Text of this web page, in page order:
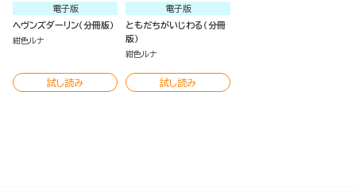
電子版
ヘヴンズダーリン（分冊版）
紺色ルナ
試し読み
電子版
ともだちがいじわる（分冊
版）
紺色ルナ
試し読み